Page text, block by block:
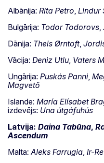
Albānija: Rita Petro, Lindur
Bulgārija: Todor Todorovs,
Dānija: Theis Ørntoft,
Vācija: Deniz Utlu, Vaters
Ungārija: Puskás Panni,
Magvető
Islande: María Elísabet
izdevējs: Una útgáfuhús
Latvija: Daina Tabūna,
Ascendum
Malta:Aleks Farrugia, Ir-